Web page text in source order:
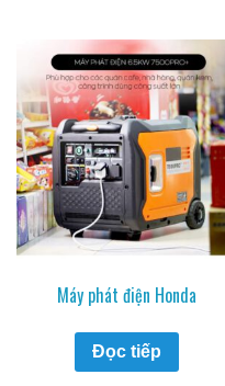
Máy phát điện Honda
Đọc tiếp